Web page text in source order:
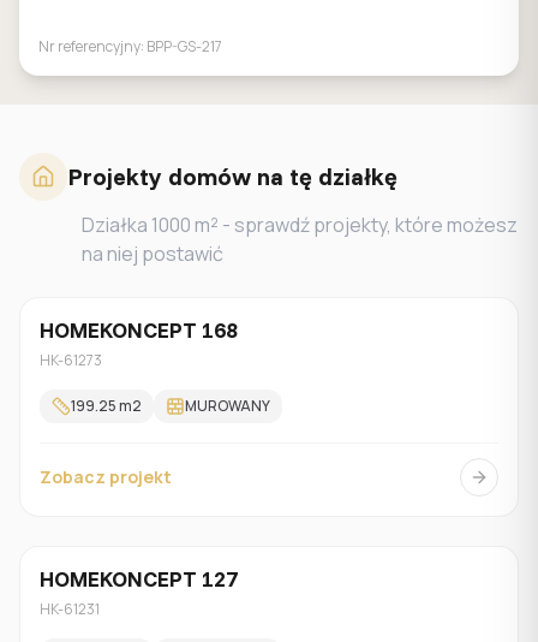
Nr referencyjny: BPP-GS-217
Projekty domów na tę działkę
Działka 1000 m² - sprawdź projekty, które możesz
na niej postawić
Jednorodzinny
HOMEKONCEPT 168
HK-61273
199.25m2 MUROWANY
Zobacz projekt
Z poddaszem
HOMEKONCEPT 127
HK-61231